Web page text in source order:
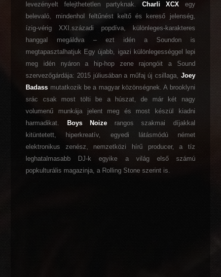
levezényelt felejthetetlen partyknak. Charli XCX egy
belevaló, mindenhol feltűnést keltő és kereső jelenség,
ízig-vérig XXI.századi popdíva, különleges-karakteres
hanggal megáldva – ezt idén a Soundon is
megtapasztalhatjuk Egy újabb, igazi különlegességgel lepi
meg idén nyáron a hip-hop zene rajongóit a Sound
szervezőgárdája: 2015 júliusában a műfaj új csillaga, Joey
Badass mutatkozik be a magyar közönségnek. A brooklyni
srác csak most tölti be a húszat, de már két nagy
volumenű munkája jelent meg és most készül kiadni
harmadikat.
Boys Noizerangos szakmai díjakkal
kitüntetett, hiperkreatív, egyedi látásmódú német
elektronikus zenész, nemzetközi hírű producer, a tíz
leghatalmasabb DJ-k egyike a világ első számú
popkulturális magazinja, a Rolling Stone szerint is.